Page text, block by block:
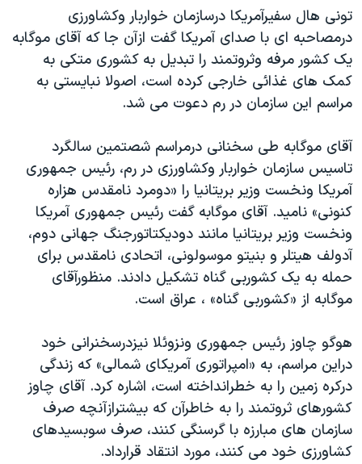
فرهنگ و زندگی
حقوق شهروندی
اقتصادی
علم و فناوری
گالری عکس
آرشیو پخش زنده
مستندها
انتخابات ریاست جمهوری آمریکا ۲۰۲۴
حمله جمهوری اسلامی به اسرائیل
رمز مهسا
اعتراضات زن، زندگی، آزادی
مجموعه مستندهای دادخواهی
تریبونال مردمی آبان ۹۸
دادگاه حمید نوری
چهل سال گروگان‌گیری
قانون شفافیت دارائی کادر رهبری ایران
اعتراضات مردمی آبان ۹۸
اسرائیل در جنگ
نرگس محمدی برنده جایزه نوبل صلح
همایش محافظه‌کاران آمریکا «سی‌پک»
صفحه‌های ویژه
دنبال کنید
تونی هال سفيرآمريکا درسازمان خواربار وکشاورزی
درمصاحبه ای با صدای آمريکا گفت ازآن جا که آقای موگابه
يک کشور مرفه وثروتمند را تبديل به کشوری متکی به
کمک های غذائی خارجی کرده است، اصولا نبايستی به
مراسم اين سازمان در رم دعوت می شد.
آقای موگابه طی سخنانی درمراسم شصتمين سالگرد
تاسيس سازمان خواربار وکشاورزی در رم، رئيس جمهوری
آمريکا ونخست وزير بريتانيا را «دومرد نامقدس هزاره
کنونی» ناميد. آقای موگابه گفت رئيس جمهوری آمريکا
ونخست وزير بريتانيا مانند دوديکتاتورجنگ جهانی دوم،
آدولف هيتلر و بنيتو موسولونی، اتحادی نامقدس برای
حمله به يک کشوربی گناه تشکيل دادند. منظورآقای
موگابه از «کشوربی گناه» ، عراق است.
هوگو چاوز رئيس جمهوری ونزوئلا نيزدرسخنرانی خود
دراين مراسم، به «امپراتوری آمريکای شمالی» که زندگی
درکره زمين را به خطرانداخته است، اشاره کرد. آقای چاوز
کشورهای ثروتمند را به خاطرآن که بيشترازآنچه صرف
سازمان های مبارزه با گرسنگی کنند، صرف سوبسيدهای
کشاورزی خود می کنند، مورد انتقاد قرارداد.